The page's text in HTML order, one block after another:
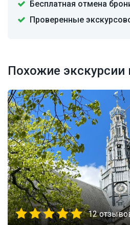
Бесплатная отмена
Проверенные
Похожие
12